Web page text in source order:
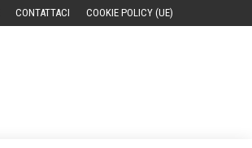
CONTATTACI COOKIE POLICY (UE)